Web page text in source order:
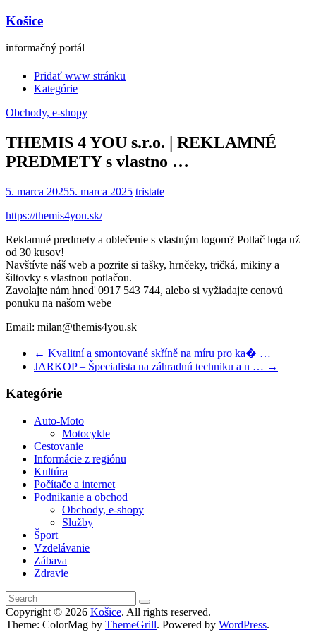
Košice
informačný portál
Pridať www stránku
Kategórie
Obchody, e-shopy
THEMIS 4 YOU s.r.o. | REKLAMNÉ
PREDMETY s vlastno …
5. marca 20255. marca 2025 tristate
https://themis4you.sk/
Reklamné predmety a oblečenie s vlastným logom? Potlač loga už
od 30 kusov!
Navštívte náš web a pozrite si tašky, hrnčeky, tričká, mikiny a
šiltovky s vlastnou potlačou.
Zavolajte nám hneď 0917 543 744, alebo si vyžiadajte cenovú
ponuku na našom webe
Email: milan@themis4you.sk
← Kvalitní a smontované skříně na míru pro ka� …
JARKOP – Špecialista na záhradnú techniku a n … →
Kategórie
Auto-Moto
Motocykle
Cestovanie
Informácie z regiónu
Kultúra
Počítače a internet
Podnikanie a obchod
Obchody, e-shopy
Služby
Šport
Vzdelávanie
Zábava
Zdravie
Copyright © 2026 Košice. All rights reserved.
Theme: ColorMag by ThemeGrill. Powered by WordPress.